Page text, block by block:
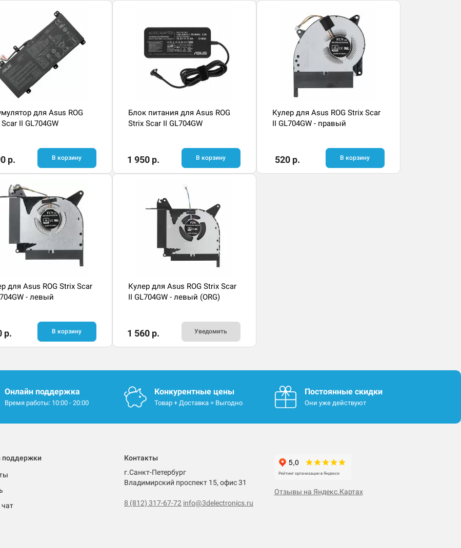
для Asus ROG
II GL704GW
р. В корзину
Блок питания для Asus ROG
Strix Scar II GL704GW
1 950 р. В корзину
Кулер для Asus ROG Strix Scar
II GL704GW - правый
520 р. В корзину
для Asus ROG Strix Scar
- левый
р. В корзину
Кулер для Asus ROG Strix Scar
II GL704GW - левый (ORG)
1 560 р. Уведомить
Онлайн поддержка
Время работы: 10:00 - 20:00
Конкурентные цены
Товар + Доставка = Выгодно
Постоянные скидки
Они уже действуют
поддержки
Контакты
г.Санкт-Петербург
Владимирский проспект 15, офис 31
8 (812) 317-67-72 info@3delectronics.ru
Отзывы на Яндекс.Картах